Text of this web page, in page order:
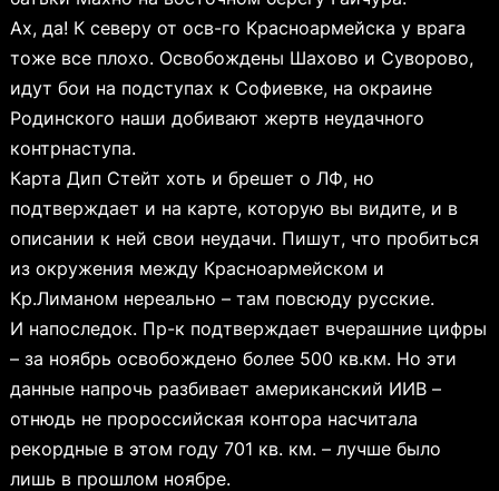
Ах, да! К северу от осв-го Красноармейска у врага
тоже все плохо. Освобождены Шахово и Суворово,
идут бои на подступах к Софиевке, на окраине
Родинского наши добивают жертв неудачного
контрнаступа.
Карта Дип Стейт хоть и брешет о ЛФ, но
подтверждает и на карте, которую вы видите, и в
описании к ней свои неудачи. Пишут, что пробиться
из окружения между Красноармейском и
Кр.Лиманом нереально – там повсюду русские.
И напоследок. Пр-к подтверждает вчерашние цифры
– за ноябрь освобождено более 500 кв.км. Но эти
данные напрочь разбивает американский ИИВ –
отнюдь не пророссийская контора насчитала
рекордные в этом году 701 кв. км. – лучше было
лишь в прошлом ноябре.